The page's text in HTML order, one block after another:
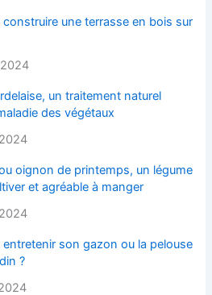
une terrasse en bois sur
un traitement naturel
des végétaux
oignon de printemps, un légume
et agréable à manger
son gazon ou la pelouse
?